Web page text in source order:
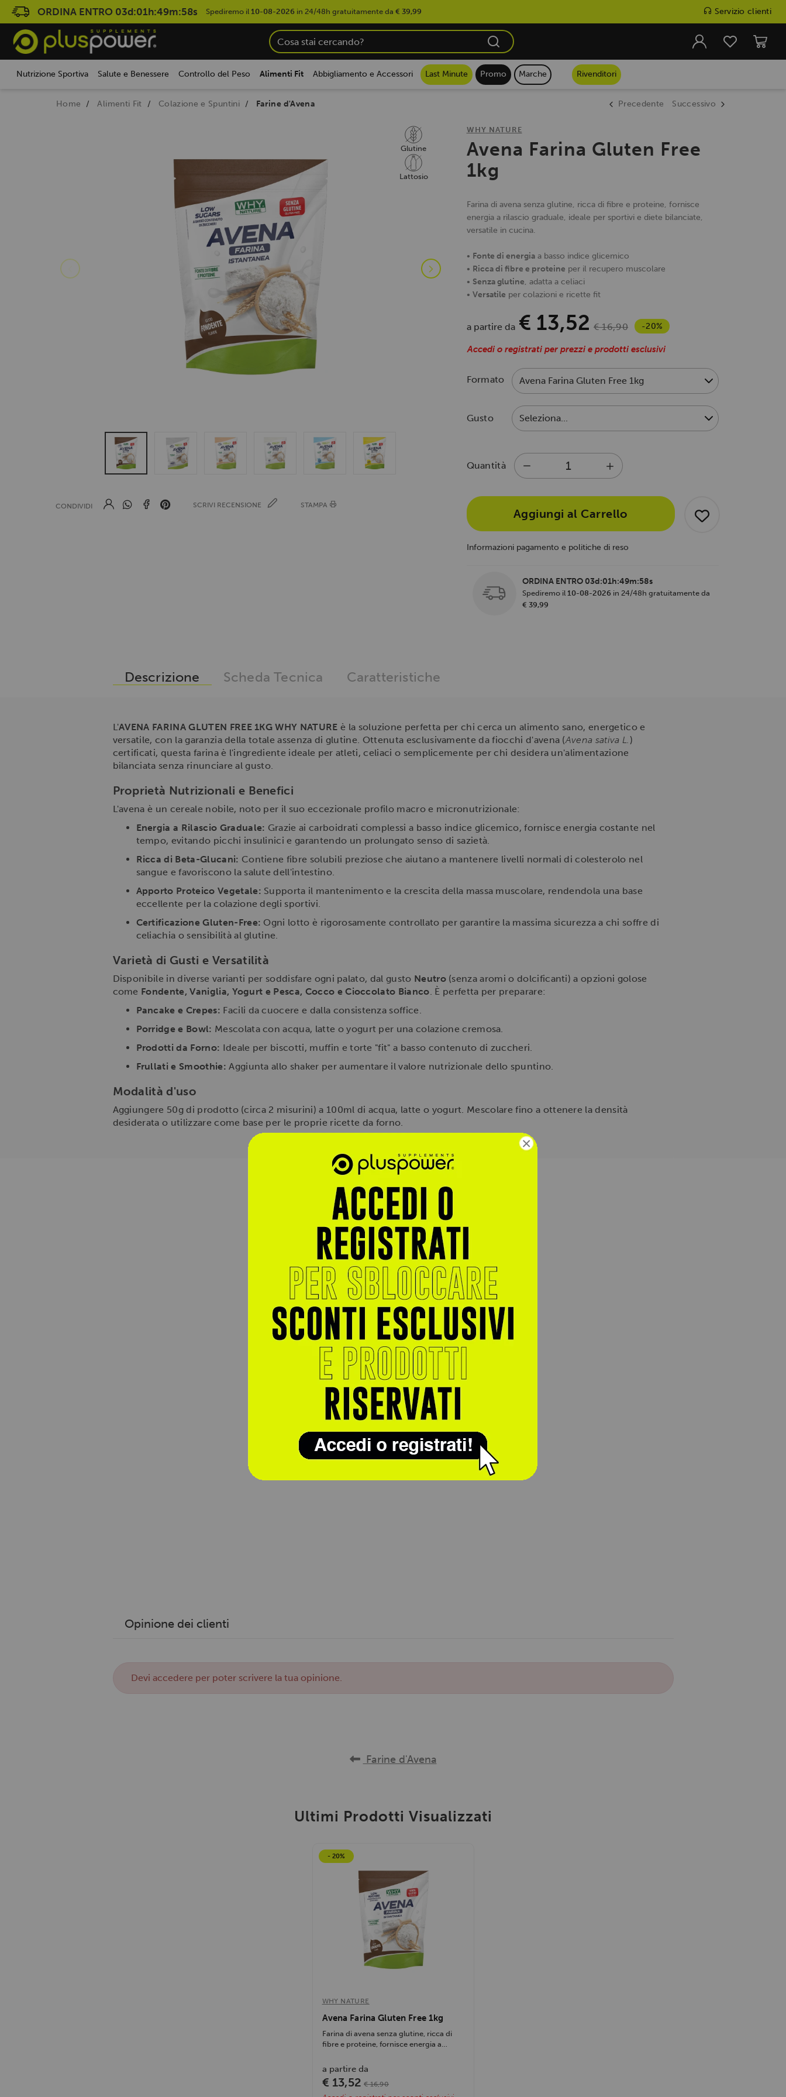
×
ORDINA ENTRO 03d:01h:49m:57s Spediremo il 10-08-2026 in 24/48h gratuitamente da € 39,99 Servizio clienti
Nutrizione Sportiva Salute e Benessere Controllo del Peso Alimenti Fit Abbigliamento e Accessori Last Minute Promo Marche Rivenditori
Home Alimenti Fit Colazione e Spuntini Farine d'Avena Precedente Successivo
Glutine
Lattosio
CONDIVIDI SCRIVI RECENSIONE STAMPA
WHY NATURE
Avena Farina Gluten Free
1kg
Farina di avena senza glutine, ricca di fibre e proteine, fornisce
energia a rilascio graduale, ideale per sportivi e diete bilanciate,
versatile in cucina.
• Fonte di energiaa basso indice glicemico
• Ricca di fibre e proteine per il recupero muscolare
• Senza glutine, adatta a celiaci
• Versatile per colazioni e ricette fit
a partire da € 13,52 € 16,90 -20%
Accedi o registrati per prezzi e prodotti esclusivi
Formato
Gusto
Quantità
Aggiungi al Carrello
Informazioni pagamento e politiche di reso
ORDINA ENTRO 03d:01h:49m:57s
Spediremo il 10-08-2026 in 24/48h gratuitamente da
€ 39,99
Descrizione Scheda Tecnica Caratteristiche
L'AVENA FARINA GLUTEN FREE 1KG WHY NATURE è la soluzione perfetta per chi cerca un alimento sano, energetico e
versatile, con la garanzia della totale assenza di glutine. Ottenuta esclusivamente da fiocchi d'avena (Avena sativa L.)
certificati, questa farina è l'ingrediente ideale per atleti, celiaci o semplicemente per chi desidera un'alimentazione
bilanciata senza rinunciare al gusto.
Proprietà Nutrizionali e Benefici
L'avena è un cereale nobile, noto per il suo eccezionale profilo macro e micronutrizionale:
Energia a Rilascio Graduale: Grazie ai carboidrati complessi a basso indice glicemico, fornisce energia costante nel
tempo, evitando picchi insulinici e garantendo un prolungato senso di sazietà.
Ricca di Beta-Glucani: Contiene fibre solubili preziose che aiutano a mantenere livelli normali di colesterolo nel
sangue e favoriscono la salute dell'intestino.
Apporto Proteico Vegetale: Supporta il mantenimento e la crescita della massa muscolare, rendendola una base
eccellente per la colazione degli sportivi.
Certificazione Gluten-Free: Ogni lotto è rigorosamente controllato per garantire la massima sicurezza a chi soffre di
celiachia o sensibilità al glutine.
Varietà di Gusti e Versatilità
Disponibile in diverse varianti per soddisfare ogni palato, dal gusto Neutro(senza aromi o dolcificanti) a opzioni golose
come Fondente, Vaniglia, Yogurt e Pesca, Cocco e Cioccolato Bianco. È perfetta per preparare:
Pancake e Crepes: Facili da cuocere e dalla consistenza soffice.
Porridge e Bowl: Mescolata con acqua, latte o yogurt per una colazione cremosa.
Prodotti da Forno: Ideale per biscotti, muffin e torte "fit" a basso contenuto di zuccheri.
Frullati e Smoothie: Aggiunta allo shaker per aumentare il valore nutrizionale dello spuntino.
Modalità d'uso
Aggiungere 50g di prodotto (circa 2 misurini) a 100ml di acqua, latte o yogurt. Mescolare fino a ottenere la densità
desiderata o utilizzare come base per le proprie ricette da forno.
Opinione dei clienti
Devi accedere per poter scrivere la tua opinione.
Farine d'Avena
Ultimi Prodotti Visualizzati
- 20%
WHY NATURE
Avena Farina Gluten Free 1kg
Farina di avena senza glutine, ricca di
fibre e proteine, fornisce energia a
a partire da
€ 13,52 € 16,90